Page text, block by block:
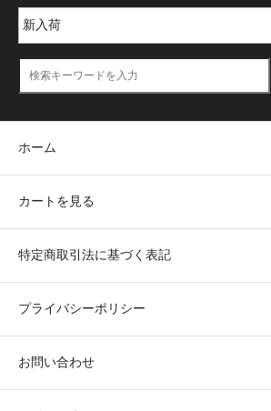
ホーム
カートを見る
特定商取引法に基づく表記
プライバシーポリシー
お問い合わせ